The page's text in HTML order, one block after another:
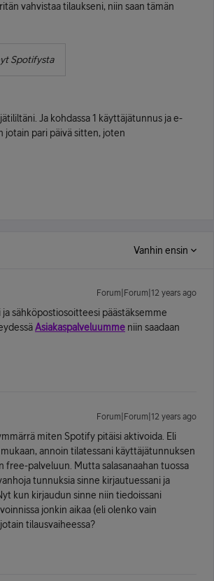
vahvistaa tilaukseni, niin saan tämän
Spotifysta
Ja kohdassa 1 käyttäjätunnus ja e-
jotain pari päivä sitten, joten
Vanhin ensin
Forum|Forum|12 years ago
sähköpostiosoitteesi päästäksemme
Asiakaspalveluumme niin saadaan
Forum|Forum|12 years ago
miten Spotify pitäisi aktivoida. Eli
annoin tilatessani käyttäjätunnuksen
free-palveluun. Mutta salasanaahan tuossa
tunnuksia sinne kirjautuessani ja
kun kirjaudun sinne niin tiedoissani
jonkin aikaa (eli olenko vain
tilausvaiheessa?